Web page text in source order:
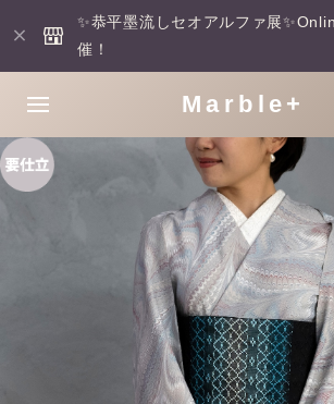
✨恭平墨流しセオアルファ展
催！
Marble+